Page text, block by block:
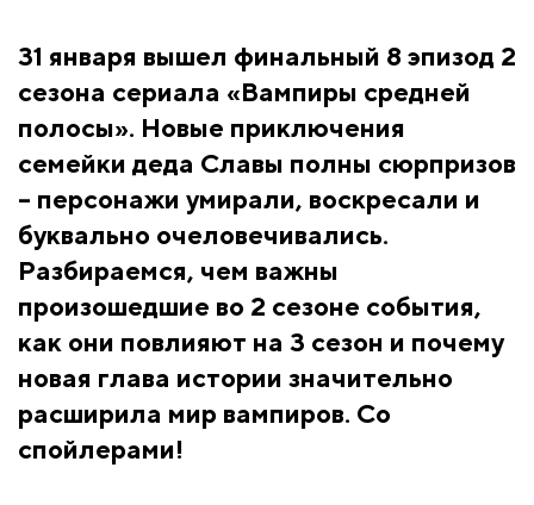
31 января вышел финальный 8 эпизод 2
сезона сериала «Вампиры средней
полосы». Новые приключения
семейки деда Славы полны сюрпризов
– персонажи умирали, воскресали и
буквально очеловечивались.
Разбираемся, чем важны
произошедшие во 2 сезоне события,
как они повлияют на 3 сезон и почему
новая глава истории значительно
расширила мир вампиров. Со
спойлерами!